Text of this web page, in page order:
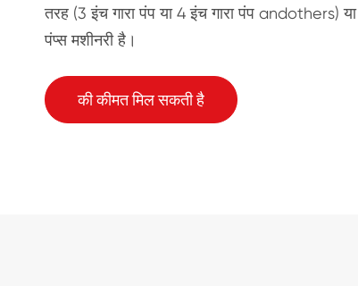
तरह (3 इंच गारा पंप या 4 इंच गारा पंप andothers) या
पंप्स मशीनरी है।
की कीमत मिल सकती है